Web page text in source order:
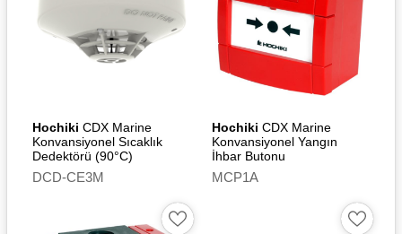
Hochiki CDX Marine
Konvansiyonel Sıcaklık
Dedektörü (90°C)
DCD-CE3M
Hochiki CDX Marine
Konvansiyonel Yangın
İhbar Butonu
MCP1A